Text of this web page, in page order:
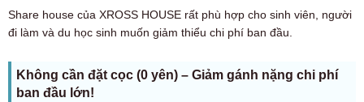
Share house của XROSS HOUSE rất phù hợp cho sinh viên, người
đi làm và du học sinh muốn giảm thiểu chi phí ban đầu.
Không cần đặt cọc (0 yên) – Giảm gánh nặng chi phí
ban đầu lớn!